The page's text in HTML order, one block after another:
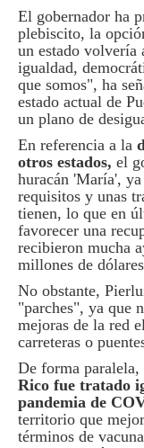
El gobernador ha
plebiscito, la
un estado volvería
igualdad,
que somos", ha
estado actual de
un plano de
En referencia a la
otros estados, el
huracán 'María',
requisitos y unas
tienen, lo que en
favorecer una
recibieron mucha
millones de
No obstante,
"parches", ya que
mejoras de la red
carreteras o
De forma
Rico fue tratado
pandemia de
territorio que
términos de